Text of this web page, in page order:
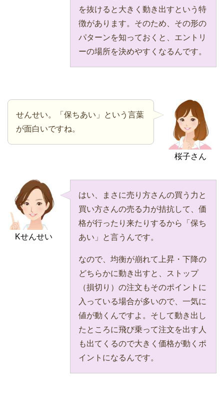
を抜けると大きく動き出すという特
徴があります。そのため、その形の
パターンを知っておくと、エントリ
ーの場所を決めやすくなるんです。
桜子さん
せんせい。「保ちあい」という言葉
が面白いですね。
Kせんせい
はい、まさに売り方さんの買う力と
買い方さんの売る力が拮抗して、価
格が行ったり来たりするから「保ち
あい」と言うんです。
なので、均衡が崩れて上昇・下降の
どちらかに動き出すと、ストップ
（損切り）の注文もそのポイントに
入っている場合が多いので、一気に
値が動くんですよ。そして動き出し
たところに飛び乗って注文を出す人
も出てくるので大きく価格が動くポ
イントになるんです。